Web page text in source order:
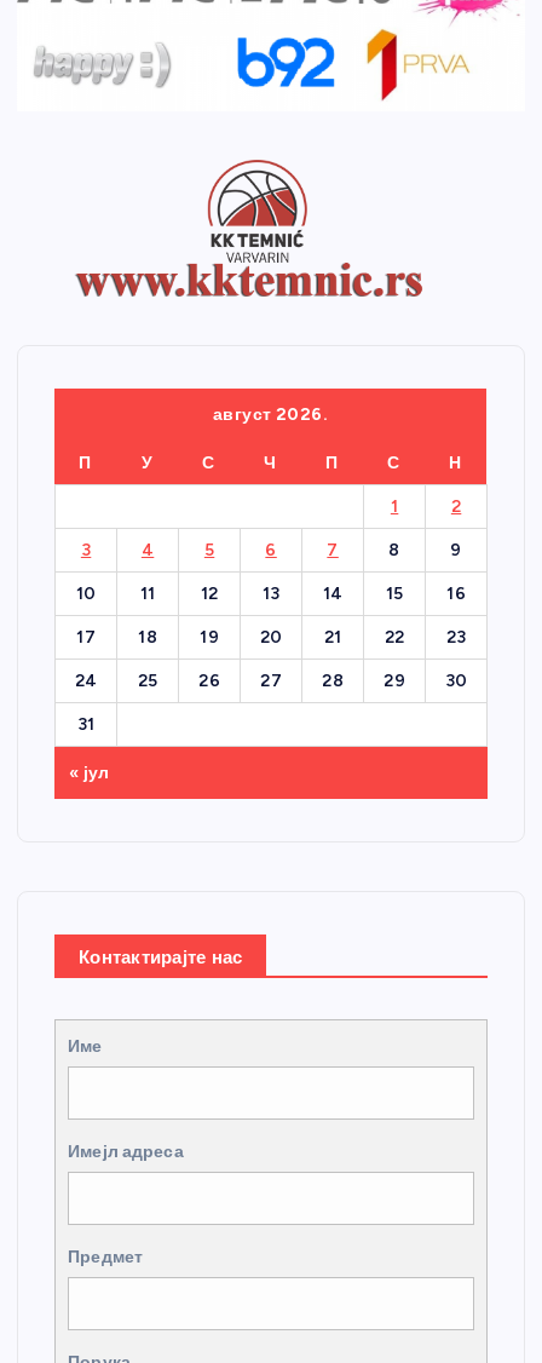
август 2026.
П У С Ч П С Н
1 2
3 4 5 6 7 8 9
10 11 12 13 14 15 16
17 18 19 20 21 22 23
24 25 26 27 28 29 30
31
« јул
Контактирајте нас
Име
Имејл адреса
Предмет